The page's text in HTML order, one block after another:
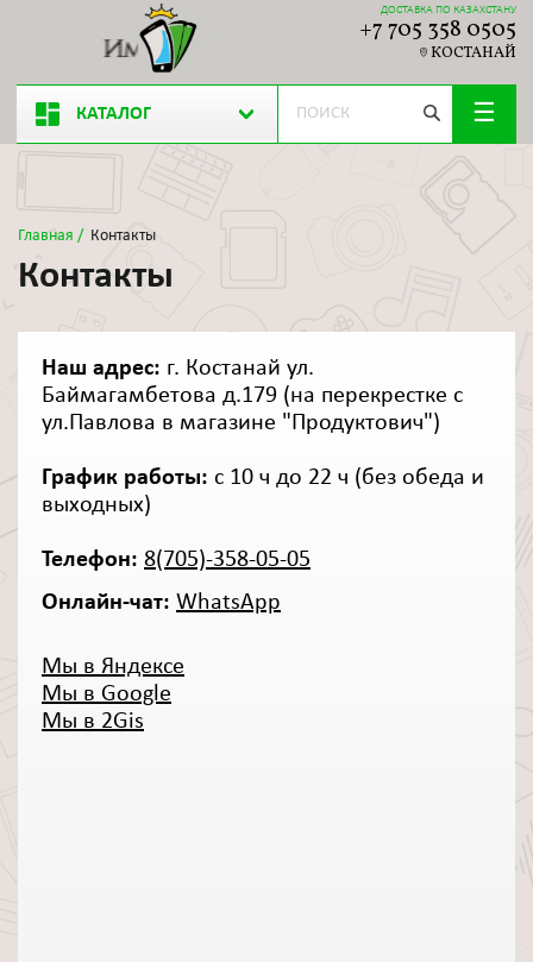
ДОСТАВКА ПО КАЗАХСТАНУ
+7 705 358 0505
КОСТАНАЙ
КАТАЛОГ
Главная / Контакты
Контакты
Наш адрес: г. Костанай ул.
Баймагамбетова д.179 (на перекрестке с
ул.Павлова в магазине "Продуктович")
График работы: с 10 ч до 22 ч (без обеда и
выходных)
Телефон: 8(705)-358-05-05
Онлайн-чат: WhatsApp
Мы в Яндексе
Мы в Google
Мы в 2Gis